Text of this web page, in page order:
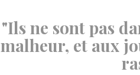
"Ils ne sont pas
malheur, et aux